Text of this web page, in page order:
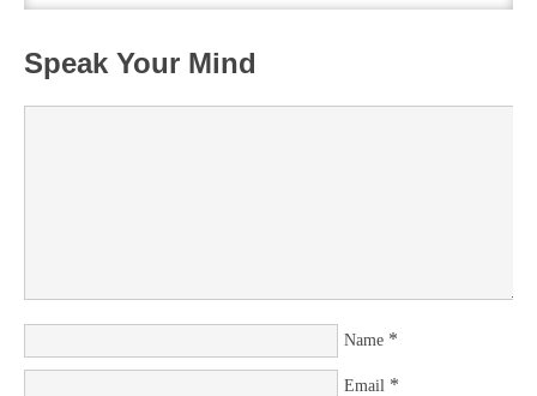
Speak Your Mind
Name *
Email *